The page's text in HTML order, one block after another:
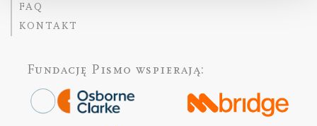
FAQ
KONTAKT
Fundację Pismo wspierają: